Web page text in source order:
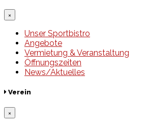
×
Unser Sportbistro
Angebote
Vermietung & Veranstaltung
Öffnungszeiten
News/Aktuelles
Verein
×